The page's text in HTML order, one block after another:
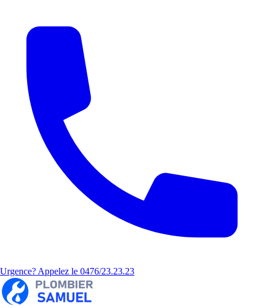
Urgence? Appelez le 0476/23.23.23